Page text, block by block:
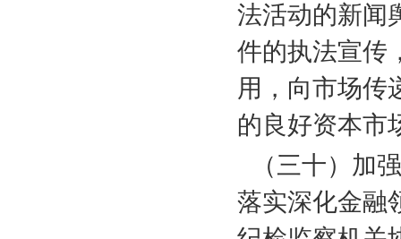
法活动的新闻
件的执法宣传
用，向市场传
的良好资本市
（三十）加
落实深化金融